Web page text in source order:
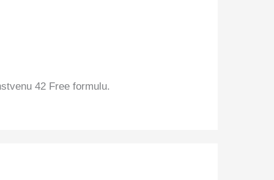
42 Free formulu.